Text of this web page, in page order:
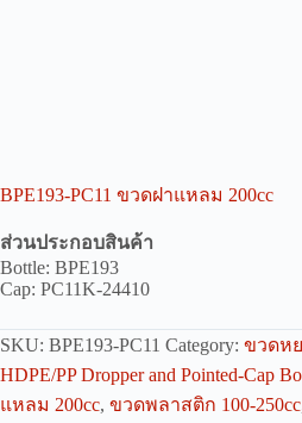
BPE193-PC11 ขวดฝาแหลม 200cc
ส่วนประกอบสินค้า
Bottle: BPE193
Cap: PC11K-24410
SKU: BPE193-PC11 Category: ขวดห
HDPE/PP Dropper and Pointed-Cap
แหลม 200cc, ขวดพลาสติก 100-250cc